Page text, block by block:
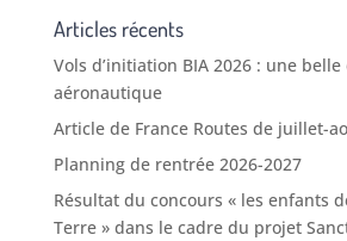
Articles récents
Vols d’initiation BIA 2026 : une
aéronautique
Article de France Routes de juillet-
Planning de rentrée 2026-2027
Résultat du concours « les enfants
Terre » dans le cadre du projet